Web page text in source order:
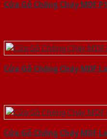
Cửa Gỗ Chống Cháy MDF
Cửa Gỗ Chống Cháy MDF
Cửa Gỗ Chống Cháy MDF